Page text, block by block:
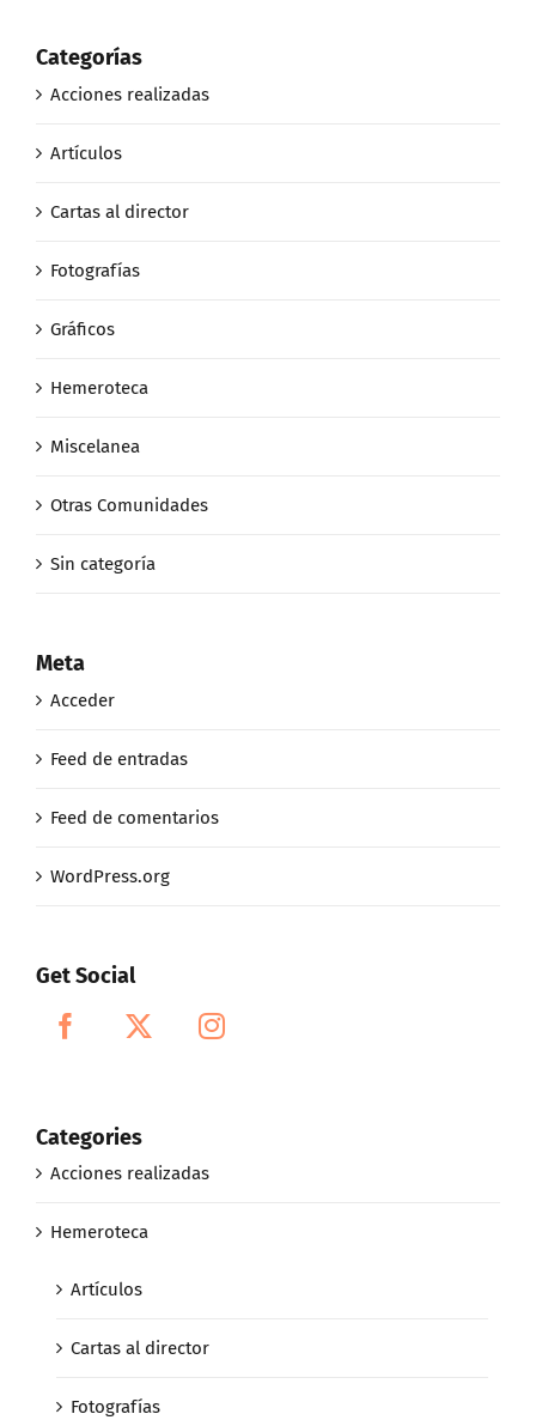
Categorías
Acciones realizadas
Artículos
Cartas al director
Fotografías
Gráficos
Hemeroteca
Miscelanea
Otras Comunidades
Sin categoría
Meta
Acceder
Feed de entradas
Feed de comentarios
WordPress.org
Get Social
Categories
Acciones realizadas
Hemeroteca
Artículos
Cartas al director
Fotografías